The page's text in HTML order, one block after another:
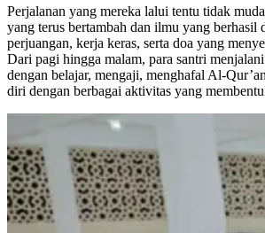
Perjalanan yang mereka lalui tentu tidak
yang terus bertambah dan ilmu yang berhasil
perjuangan, kerja keras, serta doa yang
Dari pagi hingga malam, para santri
dengan belajar, mengaji, menghafal Al-
diri dengan berbagai aktivitas yang